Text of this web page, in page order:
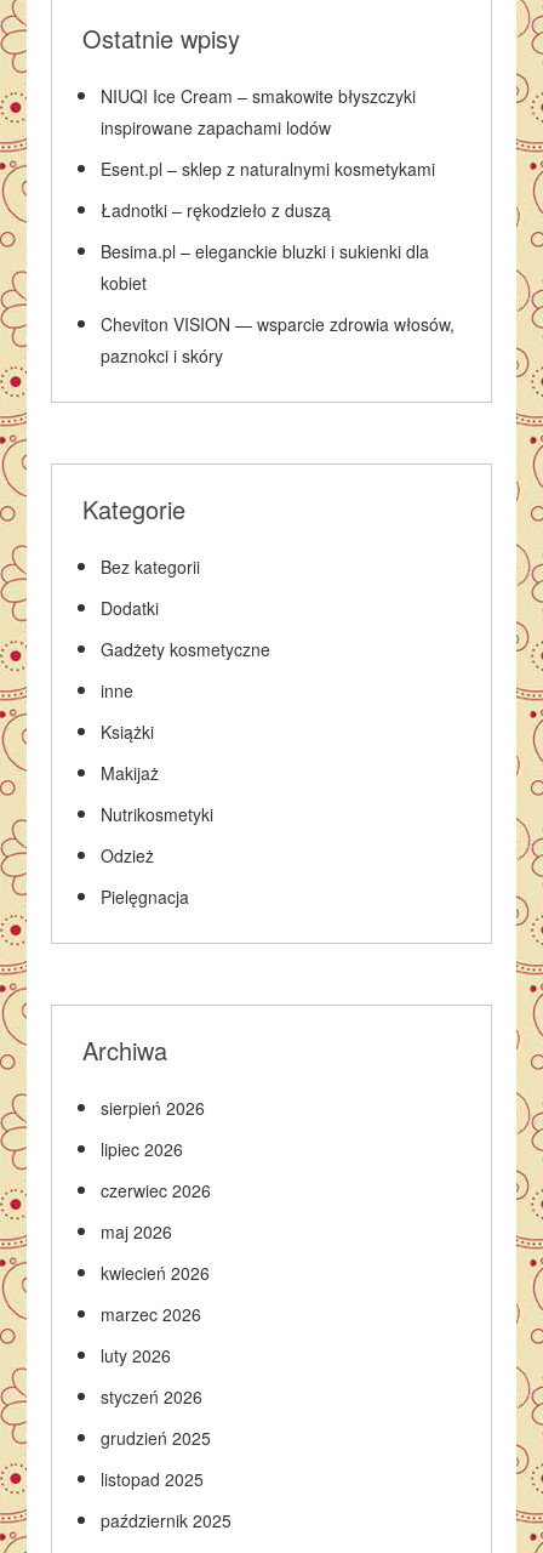
Ostatnie wpisy
NIUQI Ice Cream – smakowite błyszczyki
inspirowane zapachami lodów
Esent.pl – sklep z naturalnymi kosmetykami
Ładnotki – rękodzieło z duszą
Besima.pl – eleganckie bluzki i sukienki dla
kobiet
Cheviton VISION — wsparcie zdrowia włosów,
paznokci i skóry
Kategorie
Bez kategorii
Dodatki
Gadżety kosmetyczne
inne
Książki
Makijaż
Nutrikosmetyki
Odzież
Pielęgnacja
Archiwa
sierpień 2026
lipiec 2026
czerwiec 2026
maj 2026
kwiecień 2026
marzec 2026
luty 2026
styczeń 2026
grudzień 2025
listopad 2025
październik 2025